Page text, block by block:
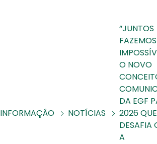
INFORMAÇÂO NOTÍCIAS
“JUNTOS
O NOVO
DA EGF
2026 QUE
DESAFIA
A